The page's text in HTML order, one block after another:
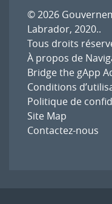
© 2026
Labrador, 2020..
Tous droits
À propos de
Bridge the gApp
Conditions
Politique de
Site Map
Contactez-nous